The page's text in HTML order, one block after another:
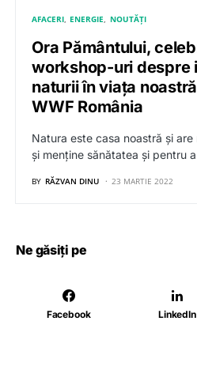
AFACERI ENERGIE NOUTĂȚI
Ora Pământului,
workshop-uri despre
naturii în viața
WWF România
Natura este casa noastră și
și menține sănătatea și pentru
BY RĂZVAN DINU 23 MARTIE 2022
Ne găsiți pe
Facebook LinkedIn